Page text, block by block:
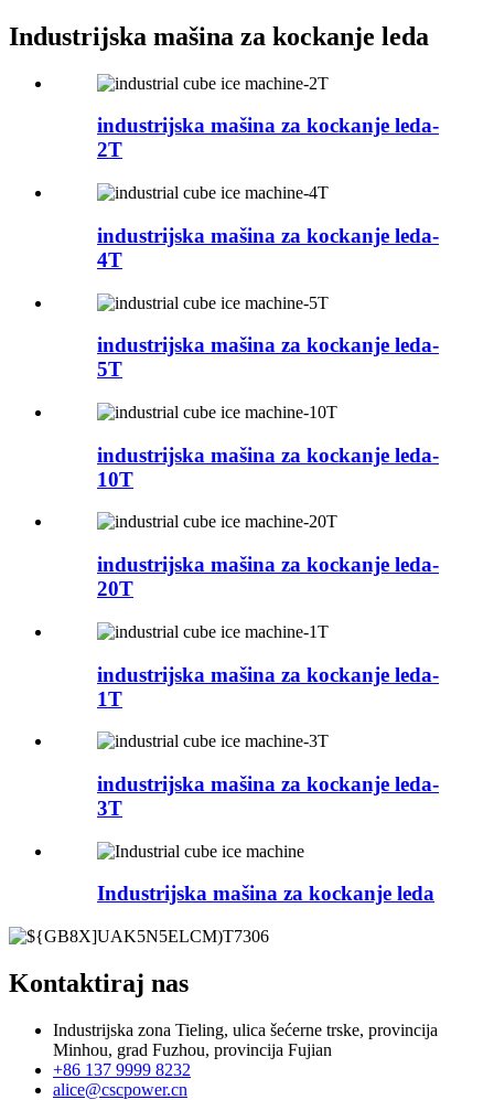
Industrijska mašina za kockanje leda
industrijska mašina za kockanje leda-
2T
industrijska mašina za kockanje leda-
4T
industrijska mašina za kockanje leda-
5T
industrijska mašina za kockanje leda-
10T
industrijska mašina za kockanje leda-
20T
industrijska mašina za kockanje leda-
1T
industrijska mašina za kockanje leda-
3T
Industrijska mašina za kockanje leda
Kontaktiraj nas
Industrijska zona Tieling, ulica šećerne trske, provincija
Minhou, grad Fuzhou, provincija Fujian
+86 137 9999 8232
alice@cscpower.cn